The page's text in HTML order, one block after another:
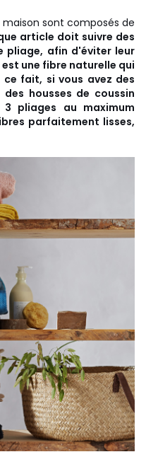
sont composés de
article doit suivre des
pliage, afin d'éviter leur
est une fibre naturelle qui
fait, si vous avez des
housses de coussin
pliages au maximum
parfaitement lisses,